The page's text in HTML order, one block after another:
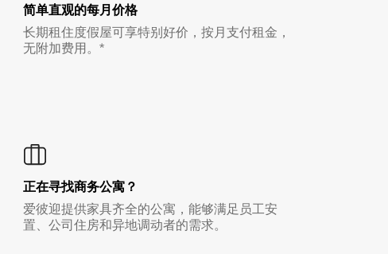
简单直观的每月价格
长期租住度假屋可享特别好价，按月支付租金，
无附加费用。*
正在寻找商务公寓？
爱彼迎提供家具齐全的公寓，能够满足员工安
置、公司住房和异地调动者的需求。